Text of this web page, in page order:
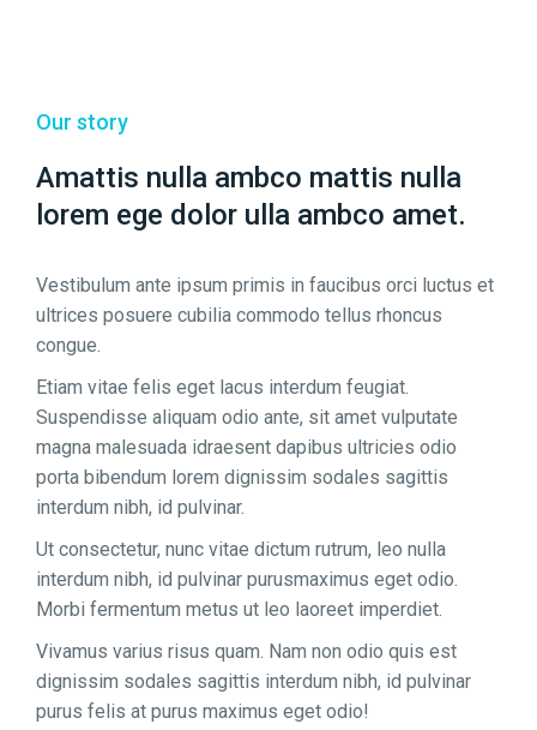
Our story
Amattis nulla ambco mattis nulla
lorem ege dolor ulla ambco amet.
Vestibulum ante ipsum primis in faucibus orci luctus et
ultrices posuere cubilia commodo tellus rhoncus
congue.
Etiam vitae felis eget lacus interdum feugiat.
Suspendisse aliquam odio ante, sit amet vulputate
magna malesuada idraesent dapibus ultricies odio
porta bibendum lorem dignissim sodales sagittis
interdum nibh, id pulvinar.
Ut consectetur, nunc vitae dictum rutrum, leo nulla
interdum nibh, id pulvinar purusmaximus eget odio.
Morbi fermentum metus ut leo laoreet imperdiet.
Vivamus varius risus quam. Nam non odio quis est
dignissim sodales sagittis interdum nibh, id pulvinar
purus felis at purus maximus eget odio!